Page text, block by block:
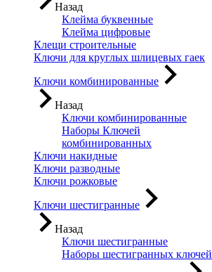
Назад
Клейма буквенные
Клейма цифровые
Клещи строительные
Ключи для круглых шлицевых гаек
Ключи комбинированные
Назад
Ключи комбинированные
Наборы Ключей
комбинированных
Ключи накидные
Ключи разводные
Ключи рожковые
Ключи шестигранные
Назад
Ключи шестигранные
Наборы шестигранных ключей